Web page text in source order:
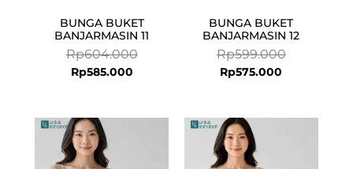
BUNGA BUKET
BANJARMASIN 11
Rp604.000
Rp585.000
BUNGA BUKET
BANJARMASIN 12
Rp599.000
Rp575.000